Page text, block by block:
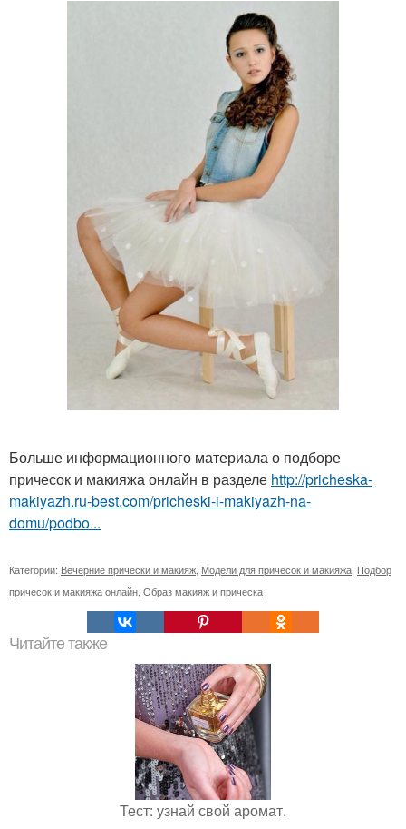
Больше информационного материала о подборе
причесок и макияжа онлайн в разделе http://pricheska-
makiyazh.ru-best.com/pricheski-i-makiyazh-na-
domu/podbo...
Категории: Вечерние прически и макияж, Модели для причесок и макияжа, Подбор
причесок и макияжа онлайн, Образ макияж и прическа
Читайте также
Тест: узнай свой аромат.